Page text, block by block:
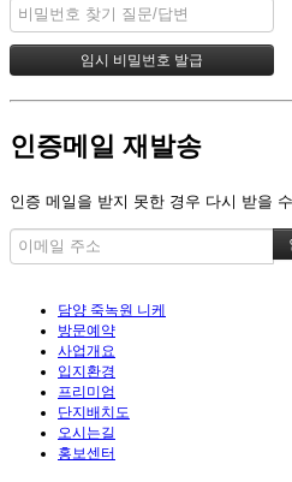
인증메일 재발송
인증 메일을 받지 못한 경우 다시 받을
담양 죽녹원 니케
방문예약
사업개요
입지환경
프리미엄
단지배치도
오시는길
홍보센터